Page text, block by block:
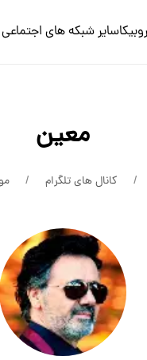
سایر شبکه های اجتماعی
معین
کانال های تلگرام